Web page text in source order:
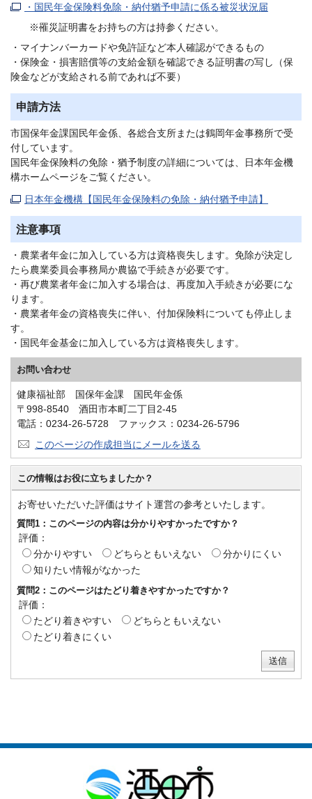
・国民年金保険料免除・納付猶予申請に係る被災状況届
※罹災証明書をお持ちの方は持参ください。
・マイナンバーカードや免許証など本人確認ができるもの
・保険金・損害賠償等の支給金額を確認できる証明書の写し（保
険金などが支給される前であれば不要）
申請方法
市国保年金課国民年金係、各総合支所または鶴岡年金事務所で受
付しています。
国民年金保険料の免除・猶予制度の詳細については、日本年金機
構ホームページをご覧ください。
日本年金機構【国民年金保険料の免除・納付猶予申請】
注意事項
・農業者年金に加入している方は資格喪失します。免除が決定し
たら農業委員会事務局か農協で手続きが必要です。
・再び農業者年金に加入する場合は、再度加入手続きが必要にな
ります。
・農業者年金の資格喪失に伴い、付加保険料についても停止しま
す。
・国民年金基金に加入している方は資格喪失します。
お問い合わせ
健康福祉部 国保年金課 国民年金係
〒998-8540 酒田市本町二丁目2-45
電話：0234-26-5728 ファックス：0234-26-5796
このページの作成担当にメールを送る
この情報はお役に立ちましたか？
お寄せいただいた評価はサイト運営の参考といたします。
質問1：このページの内容は分かりやすかったですか？
評価：
分かりやすい
どちらともいえない
分かりにくい
知りたい情報がなかった
質問2：このページはたどり着きやすかったですか？
評価：
たどり着きやすい
どちらともいえない
たどり着きにくい